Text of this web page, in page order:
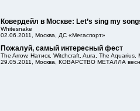
Ковердейл в Москве: Let’s sing my
Whitesnake
02.06.2011, Москва, ДС «Мегаспорт»
Пожалуй, самый интересный фест
The Arrow, Натиск, Witchcraft, Aura, The Aquarius,
29.05.2011, Москва, КОВАРСТВО МЕТАЛЛА